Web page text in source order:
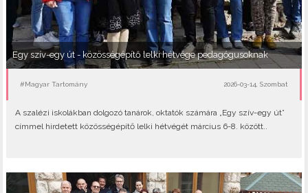
Egy szív-egy út - közösségépítő lelki hétvége pedagógusoknak
#Magyar Tartomány 2026-03-14, Szombat
A szalézi iskolákban dolgozó tanárok, oktatók számára „Egy szív-egy út”
címmel hirdetett közösségépítő lelki hétvégét március 6-8. között..